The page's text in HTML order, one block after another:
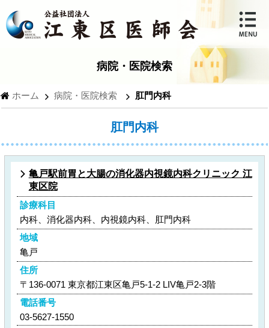
病院・医院検索
ホーム 病院・医院検索 肛門内科
肛門内科
亀戸駅前胃と大腸の消化器内視鏡内科クリニック 江
東区院
診療科目
内科、消化器内科、内視鏡内科、肛門内科
地域
亀戸
住所
〒136-0071 東京都江東区亀戸5-1-2 LIV亀戸2-3階
電話番号
03-5627-1550